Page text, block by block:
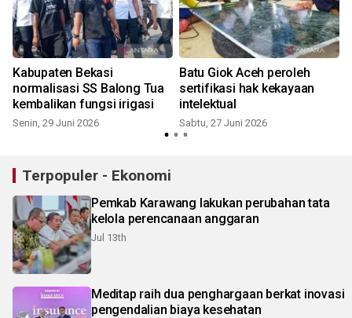
Kabupaten Bekasi
normalisasi SS Balong Tua
kembalikan fungsi irigasi
Senin, 29 Juni 2026
Batu Giok Aceh peroleh
sertifikasi hak kekayaan
intelektual
Sabtu, 27 Juni 2026
Terpopuler - Ekonomi
Pemkab Karawang lakukan perubahan tata
kelola perencanaan anggaran
Jul 13th
Meditap raih dua penghargaan berkat inovasi
pengendalian biaya kesehatan